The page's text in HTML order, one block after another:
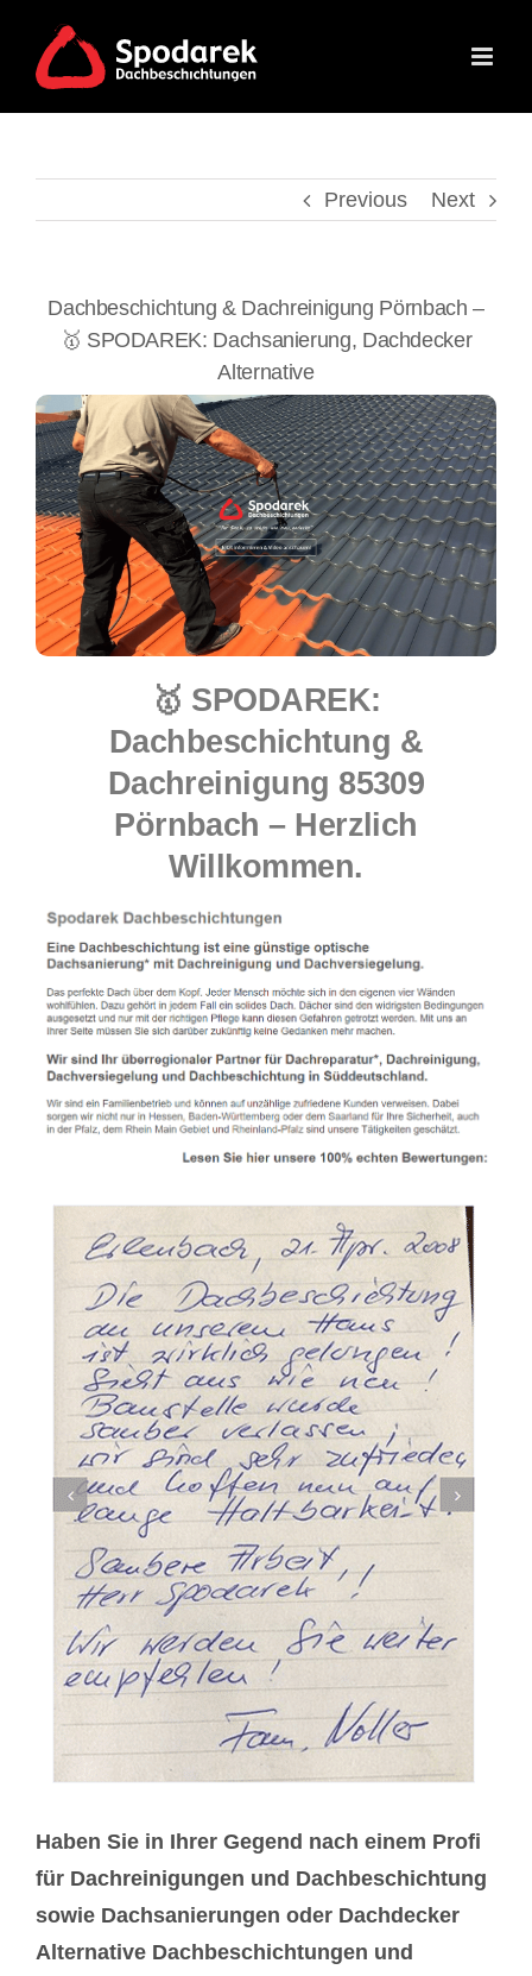
content
Previous Next
Dachbeschichtung & Dachreinigung Pörnbach –
🥇 SPODAREK: Dachsanierung, Dachdecker
Alternative
🥇 SPODAREK:
Dachbeschichtung &
Dachreinigung 85309
Pörnbach – Herzlich
Willkommen.
Haben Sie in Ihrer Gegend nach einem Profi
für Dachreinigungen und Dachbeschichtung
sowie Dachsanierungen oder Dachdecker
Alternative Dachbeschichtungen und